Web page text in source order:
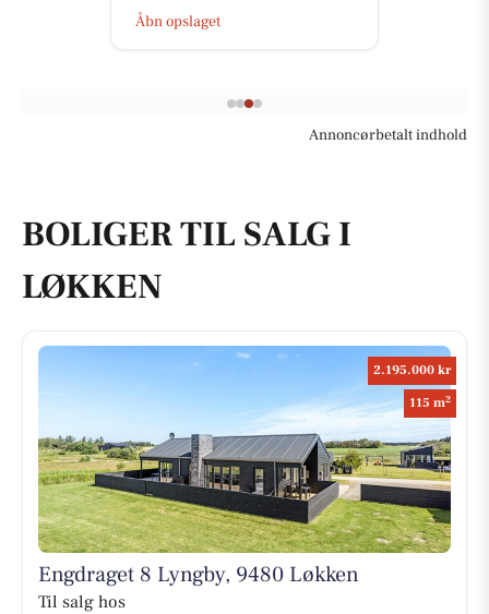
Åbn opslaget
Annoncørbetalt indhold
BOLIGER TIL SALG I
LØKKEN
2.195.000 kr
115 m2
Engdraget 8 Lyngby, 9480 Løkken
Til salg hos